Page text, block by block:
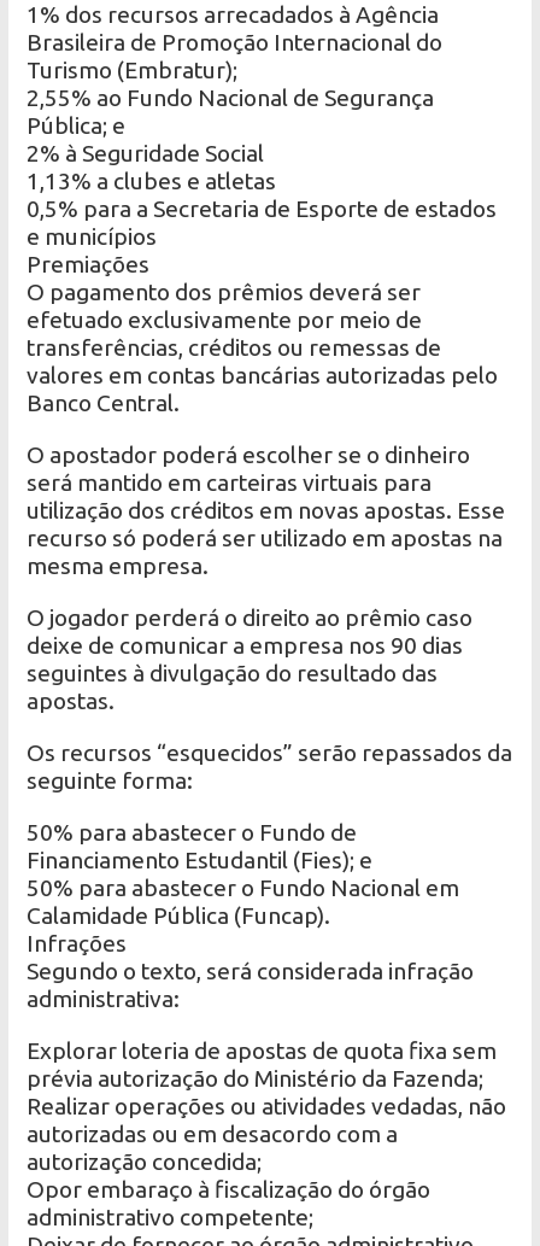
1% dos recursos arrecadados à Agência
Brasileira de Promoção Internacional do
Turismo (Embratur);
2,55% ao Fundo Nacional de Segurança
Pública; e
2% à Seguridade Social
1,13% a clubes e atletas
0,5% para a Secretaria de Esporte de estados
e municípios
Premiações
O pagamento dos prêmios deverá ser
efetuado exclusivamente por meio de
transferências, créditos ou remessas de
valores em contas bancárias autorizadas pelo
Banco Central.
O apostador poderá escolher se o dinheiro
será mantido em carteiras virtuais para
utilização dos créditos em novas apostas. Esse
recurso só poderá ser utilizado em apostas na
mesma empresa.
O jogador perderá o direito ao prêmio caso
deixe de comunicar a empresa nos 90 dias
seguintes à divulgação do resultado das
apostas.
Os recursos “esquecidos” serão repassados da
seguinte forma:
50% para abastecer o Fundo de
Financiamento Estudantil (Fies); e
50% para abastecer o Fundo Nacional em
Calamidade Pública (Funcap).
Infrações
Segundo o texto, será considerada infração
administrativa:
Explorar loteria de apostas de quota fixa sem
prévia autorização do Ministério da Fazenda;
Realizar operações ou atividades vedadas, não
autorizadas ou em desacordo com a
autorização concedida;
Opor embaraço à fiscalização do órgão
administrativo competente;